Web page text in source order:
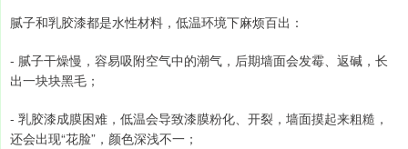
腻子和乳胶漆都是水性材料，低温环境下麻烦百出：
- 腻子干燥慢，容易吸附空气中的潮气，后期墙面会发霉、返碱，长
出一块块黑毛；
- 乳胶漆成膜困难，低温会导致漆膜粉化、开裂，墙面摸起来粗糙，
还会出现“花脸”，颜色深浅不一；